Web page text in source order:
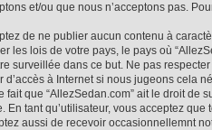
et/ou que nous n’acceptons pas.
de ne publier aucun contenu à
les lois de votre pays, le pays où
surveillée dans ce but. Ne pas
d’accès à Internet si nous jugeons cela
fait que “AllezSedan.com” ait le droit de
En tant qu’utilisateur, vous acceptez
aussi de recevoir occasionnellemnt